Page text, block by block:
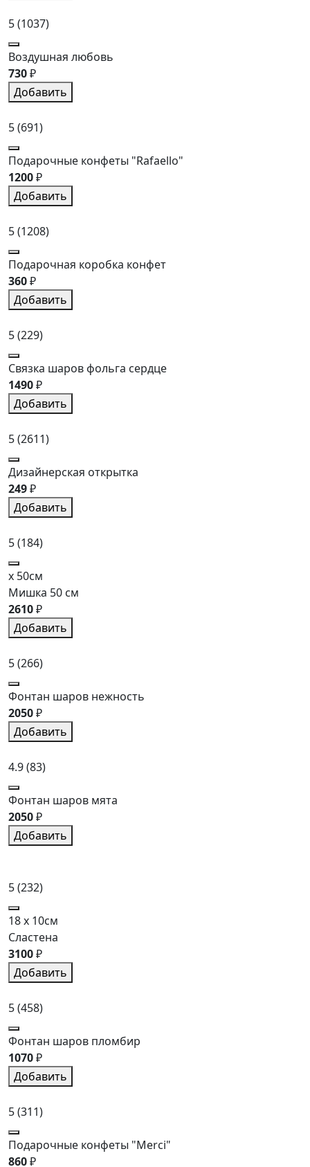
5(1037)
Воздушная любовь
730₽
Добавить
5(691)
Подарочные конфеты "Rafaello"
1200₽
Добавить
5(1208)
Подарочная коробка конфет
360₽
Добавить
5(229)
Связка шаров фольга сердце
1490₽
Добавить
5(2611)
Дизайнерская открытка
249₽
Добавить
5(184)
x 50см
Мишка 50 см
2610₽
Добавить
5(266)
Фонтан шаров нежность
2050₽
Добавить
4.9(83)
Фонтан шаров мята
2050₽
Добавить
5(232)
18 x 10см
Сластена
3100₽
Добавить
5(458)
Фонтан шаров пломбир
1070₽
Добавить
5(311)
Подарочные конфеты "Merci"
860₽